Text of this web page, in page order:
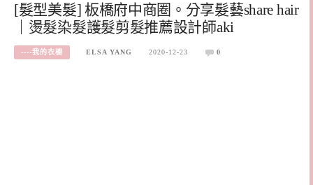
[髮型美髮] 板橋府中商圈。分享髮藝share hair
｜燙髮染髮護髮剪髮推薦設計師aki
----我的衣櫥 ELSA YANG 2020-12-23 0